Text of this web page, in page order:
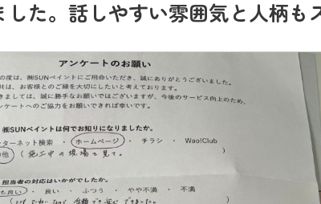
た。話しやすい雰囲気と人柄も